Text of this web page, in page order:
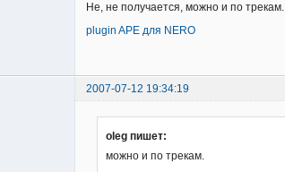
Не, не получается, можно и по трекам.
plugin APE для NERO
2007-07-12 19:34:19
oleg пишет:
можно и по трекам.